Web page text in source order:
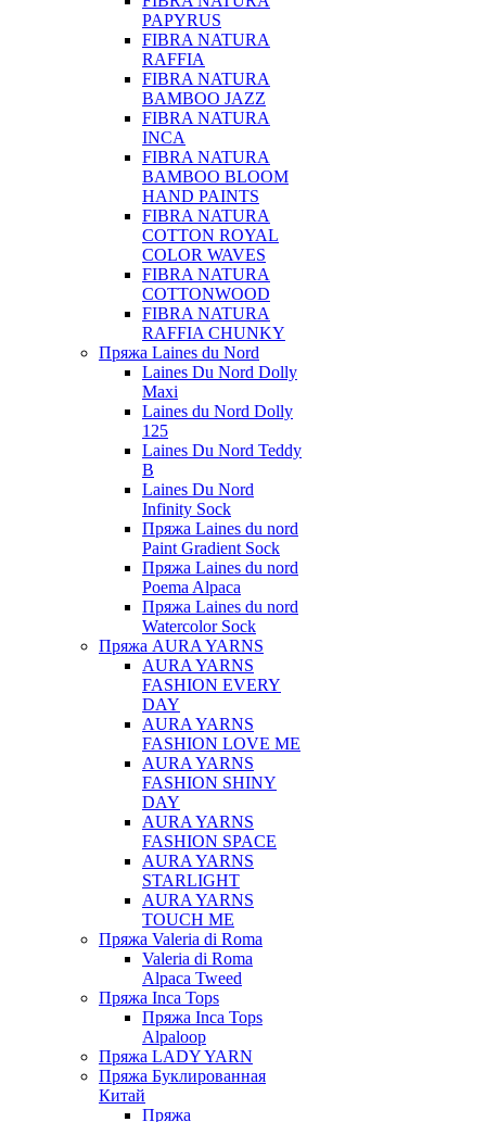
PAPYRUS
FIBRA NATURA
RAFFIA
FIBRA NATURA
BAMBOO JAZZ
FIBRA NATURA
INCA
FIBRA NATURA
BAMBOO BLOOM
HAND PAINTS
FIBRA NATURA
COTTON ROYAL
COLOR WAVES
FIBRA NATURA
COTTONWOOD
FIBRA NATURA
RAFFIA CHUNKY
Пряжа Laines du Nord
Laines Du Nord Dolly
Maxi
Laines du Nord Dolly
125
Laines Du Nord Teddy
B
Laines Du Nord
Infinity Sock
Пряжа Laines du nord
Paint Gradient Sock
Пряжа Laines du nord
Poema Alpaca
Пряжа Laines du nord
Watercolor Sock
Пряжа AURA YARNS
AURA YARNS
FASHION EVERY
DAY
AURA YARNS
FASHION LOVE ME
AURA YARNS
FASHION SHINY
DAY
AURA YARNS
FASHION SPACE
AURA YARNS
STARLIGHT
AURA YARNS
TOUCH ME
Пряжа Valeria di Roma
Valeria di Roma
Alpaca Tweed
Пряжа Inca Tops
Пряжа Inca Tops
Alpaloop
Пряжа LADY YARN
Пряжа Буклированная
Китай
Пряжа